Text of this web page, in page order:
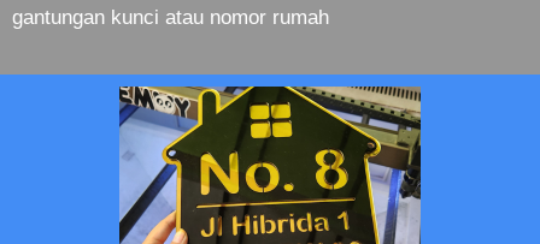
gantungan kunci atau nomor rumah